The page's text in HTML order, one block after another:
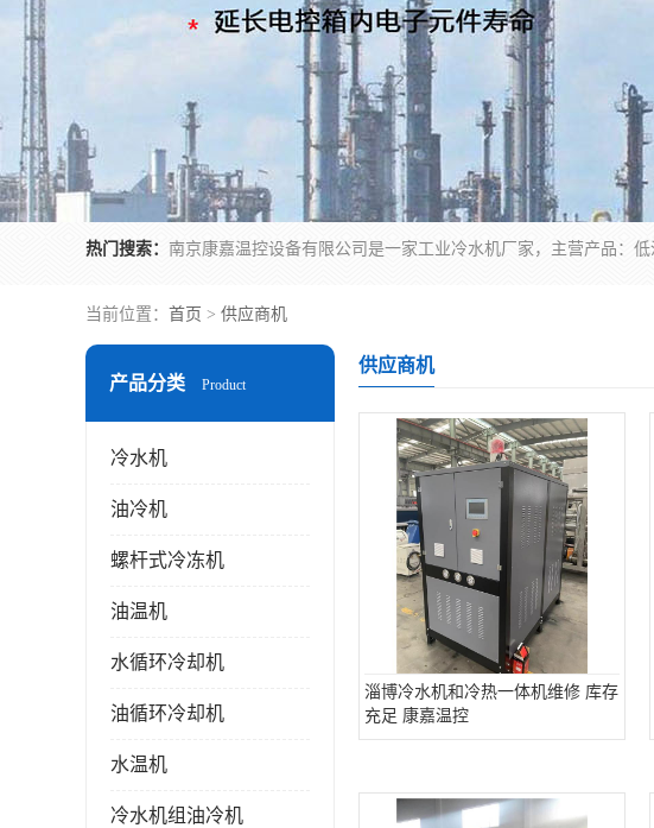
热门搜索：
当前位置： 首页 > 供应商机
产品分类 Product
冷水机
油冷机
螺杆式冷冻机
油温机
水循环冷却机
油循环冷却机
水温机
冷水机组油冷机
供应商机
淄博冷水机和冷热一体机维修 库存
充足 康嘉温控